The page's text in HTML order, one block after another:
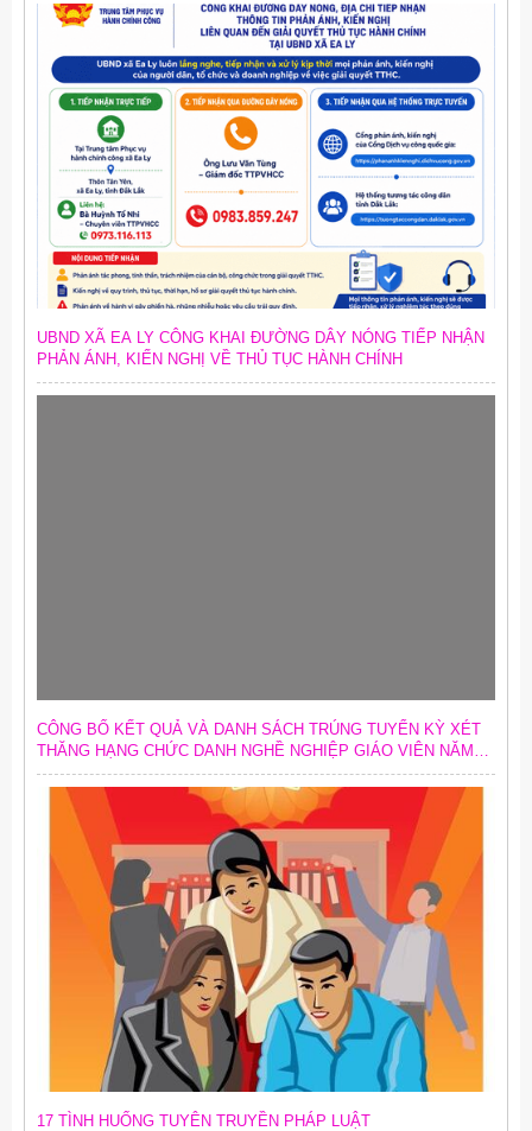
UBND XÃ EA LY CÔNG KHAI ĐƯỜNG DÂY NÓNG TIẾP NHẬN
PHẢN ÁNH, KIẾN NGHỊ VỀ THỦ TỤC HÀNH CHÍNH
CÔNG BỐ KẾT QUẢ VÀ DANH SÁCH TRÚNG TUYỂN KỲ XÉT
THĂNG HẠNG CHỨC DANH NGHỀ NGHIỆP GIÁO VIÊN NĂM
2026
17 TÌNH HUỐNG TUYÊN TRUYỀN PHÁP LUẬT